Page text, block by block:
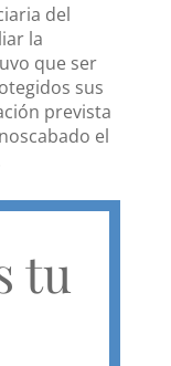
del
la
que ser
sus
prevista
el
tu